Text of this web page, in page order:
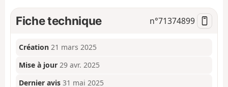
t
o
Fiche technique n°71374899
Création 21 mars 2025
Mise à jour 29 avr. 2025
Dernier avis 31 mai 2025